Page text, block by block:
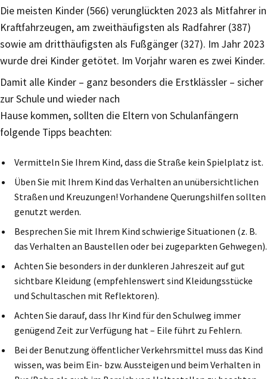
Die meisten Kinder (566) verunglückten 2023 als Mitfahrer in
Kraftfahrzeugen, am zweithäufigsten als Radfahrer (387)
sowie am dritthäufigsten als Fußgänger (327). Im Jahr 2023
wurde drei Kinder getötet. Im Vorjahr waren es zwei Kinder.
Damit alle Kinder – ganz besonders die Erstklässler – sicher
zur Schule und wieder nach
Hause kommen, sollten die Eltern von Schulanfängern
folgende Tipps beachten:
Vermitteln Sie Ihrem Kind, dass die Straße kein Spielplatz ist.
Üben Sie mit Ihrem Kind das Verhalten an unübersichtlichen
Straßen und Kreuzungen! Vorhandene Querungshilfen sollten
genutzt werden.
Besprechen Sie mit Ihrem Kind schwierige Situationen (z. B.
das Verhalten an Baustellen oder bei zugeparkten Gehwegen).
Achten Sie besonders in der dunkleren Jahreszeit auf gut
sichtbare Kleidung (empfehlenswert sind Kleidungsstücke
und Schultaschen mit Reflektoren).
Achten Sie darauf, dass Ihr Kind für den Schulweg immer
genügend Zeit zur Verfügung hat – Eile führt zu Fehlern.
Bei der Benutzung öffentlicher Verkehrsmittel muss das Kind
wissen, was beim Ein- bzw. Aussteigen und beim Verhalten in